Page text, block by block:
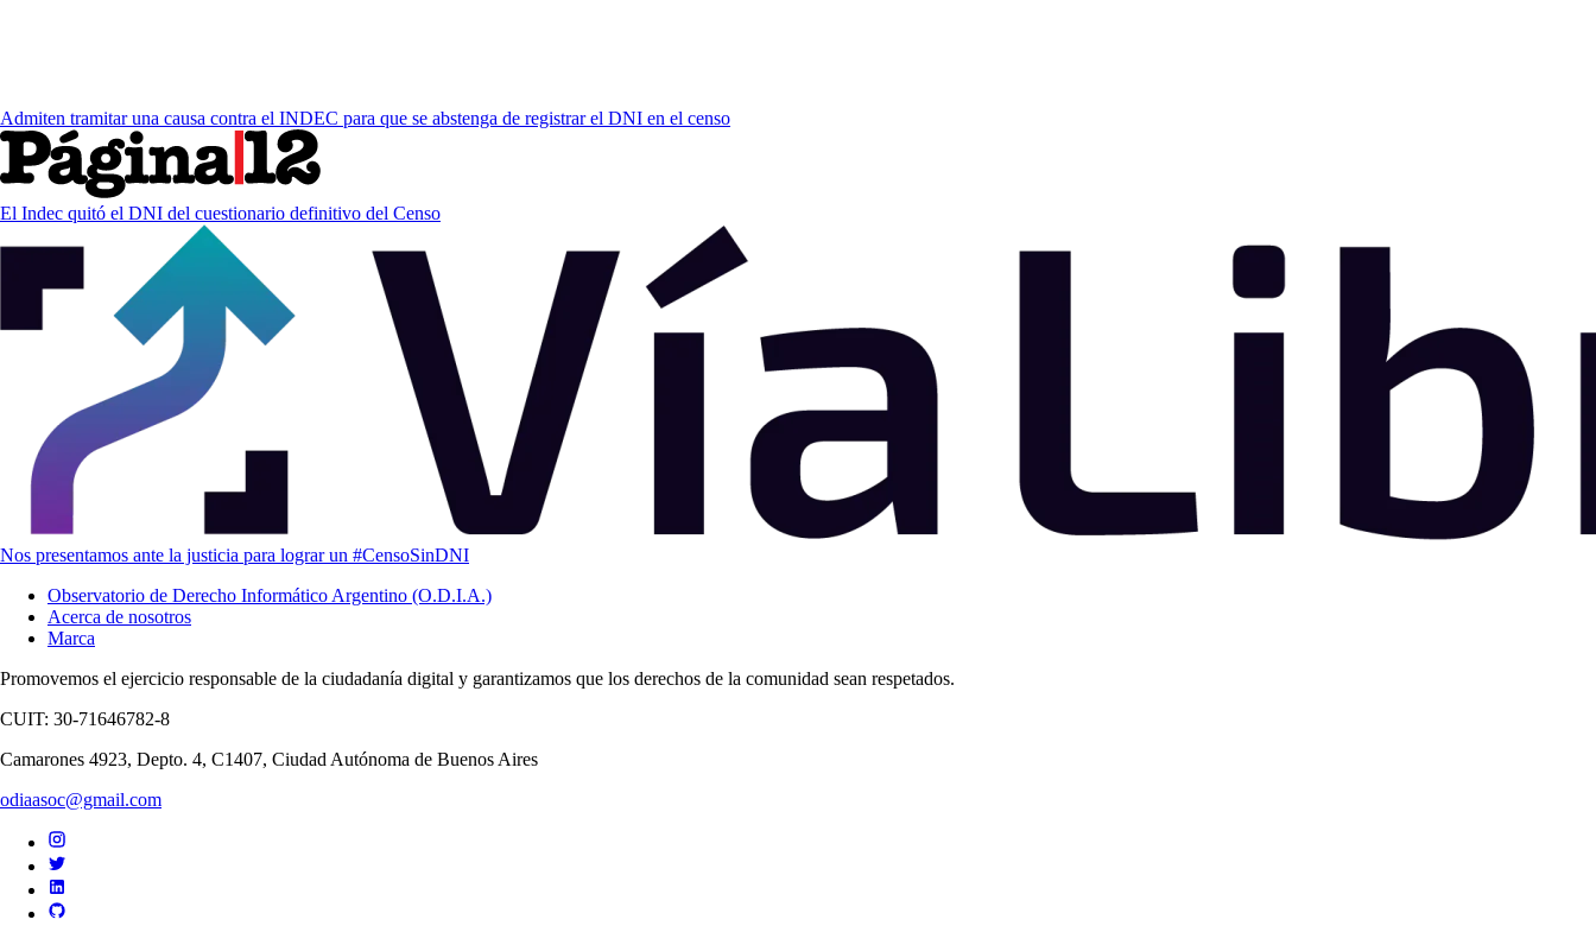
Admiten tramitar una causa contra el INDEC para que se abstenga de registrar el DNI en el censo
El Indec quitó el DNI del cuestionario definitivo del Censo
Nos presentamos ante la justicia para lograr un #CensoSinDNI
Observatorio de Derecho Informático Argentino (O.D.I.A.)
Acerca de nosotros
Marca
Promovemos el ejercicio responsable de la ciudadanía digital y garantizamos que los derechos de la comunidad sean respetados.
CUIT: 30-71646782-8
Camarones 4923, Depto. 4, C1407, Ciudad Autónoma de Buenos Aires
odiaasoc@gmail.com